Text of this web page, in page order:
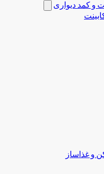
و کمد دیواری
و غذاساز